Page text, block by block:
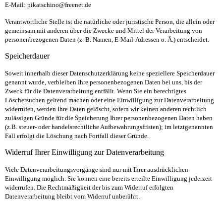
E-Mail: pikatschino@freenet.de
Verantwortliche Stelle ist die natürliche oder juristische Person, die allein oder
gemeinsam mit anderen über die Zwecke und Mittel der Verarbeitung von
personenbezogenen Daten (z. B. Namen, E-Mail-Adressen o. Ä.) entscheidet.
Speicherdauer
Soweit innerhalb dieser Datenschutzerklärung keine speziellere Speicherdauer
genannt wurde, verbleiben Ihre personenbezogenen Daten bei uns, bis der
Zweck für die Datenverarbeitung entfällt. Wenn Sie ein berechtigtes
Löschersuchen geltend machen oder eine Einwilligung zur Datenverarbeitung
widerrufen, werden Ihre Daten gelöscht, sofern wir keinen anderen rechtlich
zulässigen Gründe für die Speicherung Ihrer personenbezogenen Daten haben
(z.B. steuer- oder handelsrechtliche Aufbewahrungsfristen); im letztgenannten
Fall erfolgt die Löschung nach Fortfall dieser Gründe.
Widerruf Ihrer Einwilligung zur Datenverarbeitung
Viele Datenverarbeitungsvorgänge sind nur mit Ihrer ausdrücklichen
Einwilligung möglich. Sie können eine bereits erteilte Einwilligung jederzeit
widerrufen. Die Rechtmäßigkeit der bis zum Widerruf erfolgten
Datenverarbeitung bleibt vom Widerruf unberührt.